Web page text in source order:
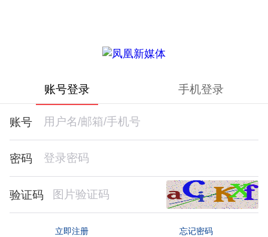
账号登录 手机登录
账号
密码
验证码
立即注册 忘记密码